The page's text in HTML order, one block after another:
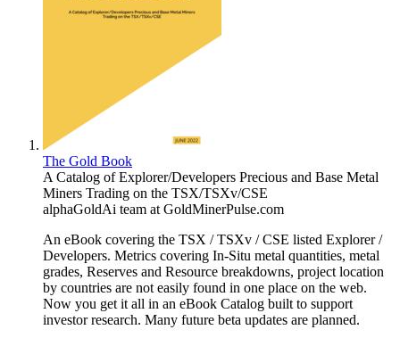
The Gold Book
A Catalog of Explorer/Developers Precious and Base Metal
Miners Trading on the TSX/TSXv/CSE
alphaGoldAi team at GoldMinerPulse.com
An eBook covering the TSX / TSXv / CSE listed Explorer /
Developers. Metrics covering In-Situ metal quantities, metal
grades, Reserves and Resource breakdowns, project location
by countries are not easily found in one place on the web.
Now you get it all in an eBook Catalog built to support
investor research. Many future beta updates are planned.